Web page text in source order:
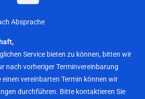
Absprache
Service bieten zu können, bitten wir
nach vorheriger Terminvereinbarung
vereinbarten Termin können wir
durchführen. Bitte kontaktieren Sie